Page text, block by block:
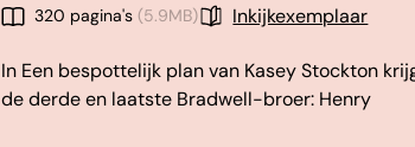
320 pagina's(5.9MB) Inkijkexemplaar
In Een bespottelijk plan van Kasey Stockton
de derde en laatste Bradwell-broer: Henry